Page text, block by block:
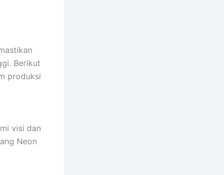
Berikut
produksi
visi dan
Neon